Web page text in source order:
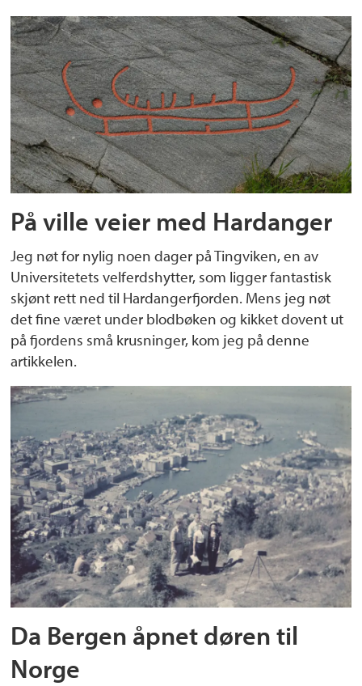
På ville veier med Hardanger
Jeg nøt for nylig noen dager på Tingviken, en av
Universitetets velferdshytter, som ligger fantastisk
skjønt rett ned til Hardangerfjorden. Mens jeg nøt
det fine været under blodbøken og kikket dovent ut
på fjordens små krusninger, kom jeg på denne
artikkelen.
Da Bergen åpnet døren til
Norge